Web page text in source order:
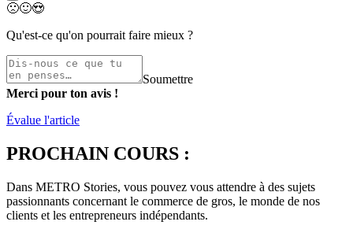
🙁🙂😍
Qu'est-ce qu'on pourrait faire mieux ?
Soumettre
Merci pour ton avis !
Évalue l'article
PROCHAIN COURS :
Dans METRO Stories, vous pouvez vous attendre à des sujets
passionnants concernant le commerce de gros, le monde de nos
clients et les entrepreneurs indépendants.